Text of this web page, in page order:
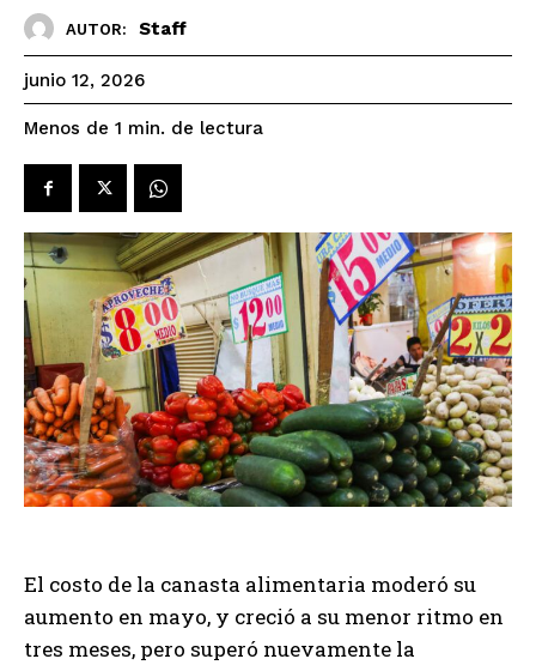
AUTOR: Staff
junio 12, 2026
Menos de 1 min. de lectura
El costo de la canasta alimentaria moderó su
aumento en mayo, y creció a su menor ritmo en
tres meses, pero superó nuevamente la